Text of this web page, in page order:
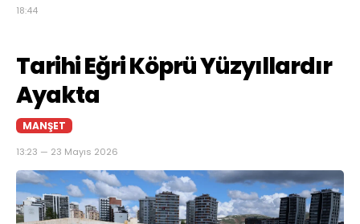
18:44